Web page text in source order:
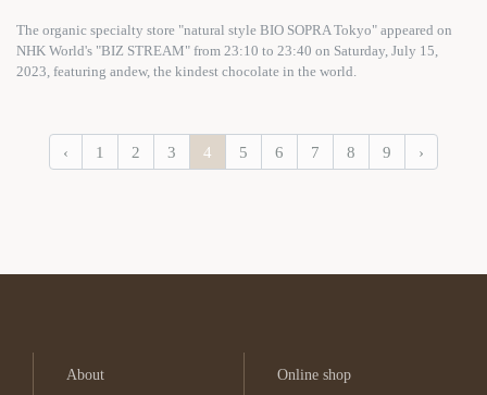
The organic specialty store "natural style BIO SOPRA Tokyo" appeared on
NHK World's "BIZ STREAM" from 23:10 to 23:40 on Saturday, July 15,
2023, featuring andew, the kindest chocolate in the world.
‹ 1 2 3 4 5 6 7 8 9 ›
About Online shop